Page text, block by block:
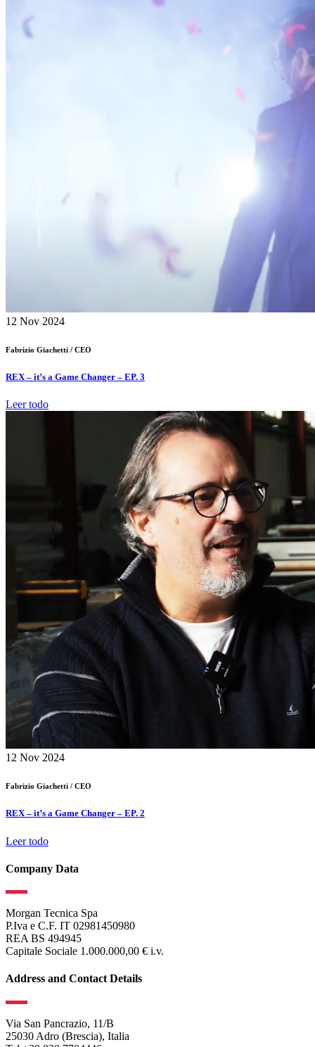
12 Nov 2024
Fabrizio Giachetti / CEO
REX – it’s a Game Changer – EP. 3
Leer todo
12 Nov 2024
Fabrizio Giachetti / CEO
REX – it’s a Game Changer – EP. 2
Leer todo
Company Data
Morgan Tecnica Spa
P.Iva e C.F. IT 02981450980
REA BS 494945
Capitale Sociale 1.000.000,00 € i.v.
Address and Contact Details
Via San Pancrazio, 11/B
25030 Adro (Brescia), Italia